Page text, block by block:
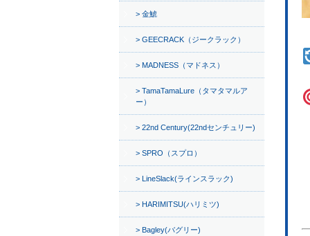
金鯱
GEECRACK（ジークラック）
MADNESS（マドネス）
TamaTamaLure（タマタマルア
ー）
22nd Century(22ndセンチュリー)
SPRO（スプロ）
LineSlack(ラインスラック)
HARIMITSU(ハリミツ)
Bagley(バグリー)